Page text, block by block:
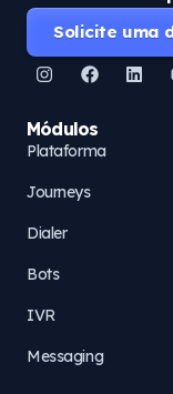
Solicite uma
Módulos
Plataforma
Journeys
Dialer
Bots
IVR
Messaging